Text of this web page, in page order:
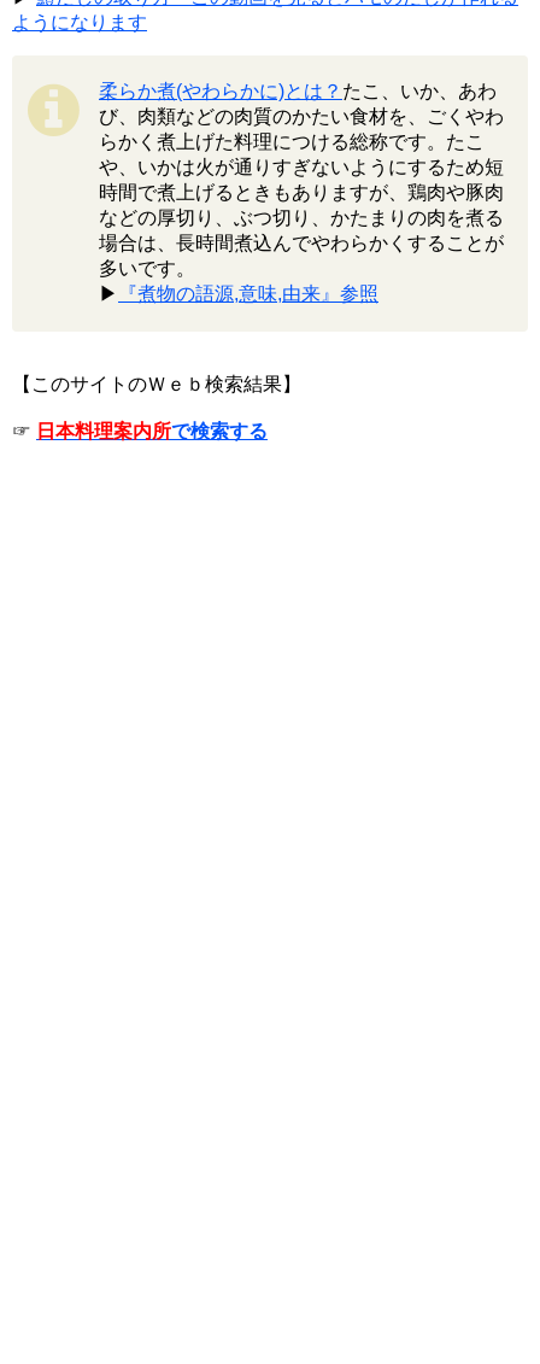
ようになります
柔らか煮(やわらかに)とは？ たこ、いか、あわ
び、肉類などの肉質のかたい食材を、ごくやわ
らかく煮上げた料理につける総称です。たこ
や、いかは火が通りすぎないようにするため短
時間で煮上げるときもありますが、鶏肉や豚肉
などの厚切り、ぶつ切り、かたまりの肉を煮る
場合は、長時間煮込んでやわらかくすることが
多いです。
▶
『煮物の語源,意味,由来』参照
【このサイトのＷｅｂ検索結果】
☞ 日本料理案内所で検索する